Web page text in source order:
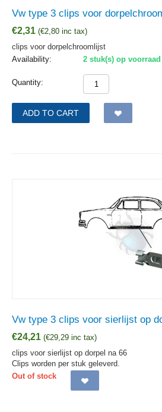
Vw type 3 clips voor
€2,31 (€2,80 inc tax)
clips voor dorpelchroomlijst
Availability:
2 stuk(s) op voorraad
Quantity:
ADD TO CART
Vw type 3 clips voor sierlijst op
€24,21 (€29,29 inc tax)
clips voor sierlijst op dorpel na 66
Clips worden per stuk geleverd.
Out of stock